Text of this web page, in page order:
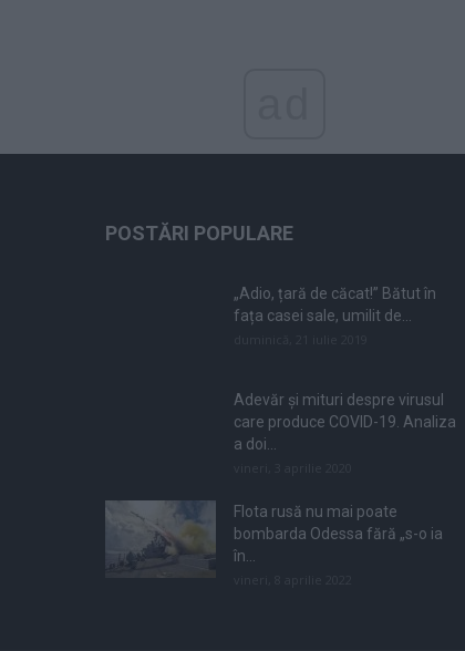
POSTĂRI POPULARE
„Adio, țară de căcat!” Bătut în
fața casei sale, umilit de...
Adevăr și mituri despre virusul
care produce COVID-19. Analiza
a doi...
Flota rusă nu mai poate
bombarda Odessa fără „s-o ia
în...